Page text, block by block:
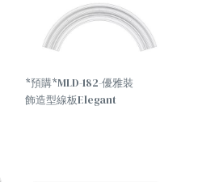
*預購*MLD-182-優雅裝
飾造型線板Elegant